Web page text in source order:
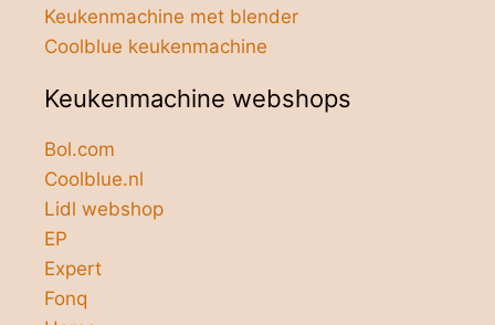
Keukenmachine met blender
Coolblue keukenmachine
Keukenmachine webshops
Bol.com
Coolblue.nl
Lidl webshop
EP
Expert
Fonq